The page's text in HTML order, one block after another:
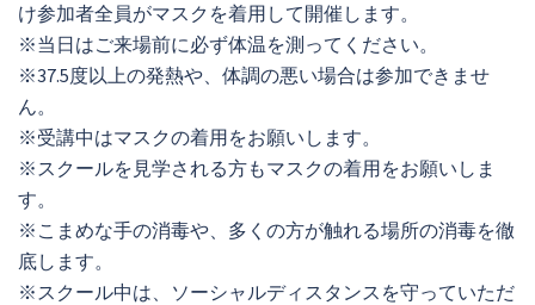
け参加者全員がマスクを着用して開催します。
※当日はご来場前に必ず体温を測ってください。
※37.5度以上の発熱や、体調の悪い場合は参加できませ
ん。
※受講中はマスクの着用をお願いします。
※スクールを見学される方もマスクの着用をお願いしま
す。
※こまめな手の消毒や、多くの方が触れる場所の消毒を徹
底します。
※スクール中は、ソーシャルディスタンスを守っていただ